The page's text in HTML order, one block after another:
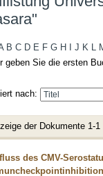
B C D E F G H J K L
geben Sie die ersten
nach:
der Dokumente 1-1
des CMV-